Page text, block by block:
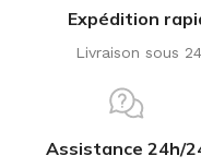
Expédition
Livraison sous
Assistance 24h/